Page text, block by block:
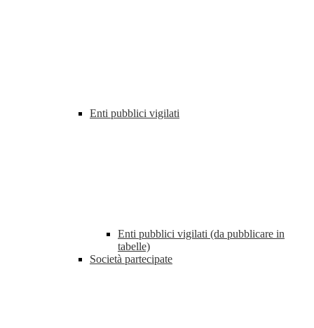
Enti pubblici vigilati
Enti pubblici vigilati (da pubblicare in
tabelle)
Società partecipate